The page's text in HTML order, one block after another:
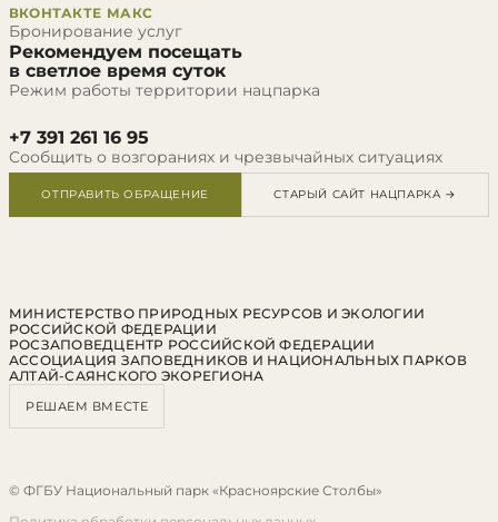
ВКОНТАКТЕ МАКС
Бронирование услуг
Рекомендуем посещать
в светлое время суток
Режим работы территории нацпарка
+7 391 261 16 95
Сообщить о возгораниях и чрезвычайных ситуациях
ОТПРАВИТЬ ОБРАЩЕНИЕ СТАРЫЙ САЙТ НАЦПАРКА →
МИНИСТЕРСТВО ПРИРОДНЫХ РЕСУРСОВ И ЭКОЛОГИИ
РОССИЙСКОЙ ФЕДЕРАЦИИ
РОСЗАПОВЕДЦЕНТР РОССИЙСКОЙ ФЕДЕРАЦИИ
АССОЦИАЦИЯ ЗАПОВЕДНИКОВ И НАЦИОНАЛЬНЫХ ПАРКОВ
АЛТАЙ-САЯНСКОГО ЭКОРЕГИОНА
РЕШАЕМ ВМЕСТЕ
© ФГБУ Национальный парк «Красноярские Столбы»